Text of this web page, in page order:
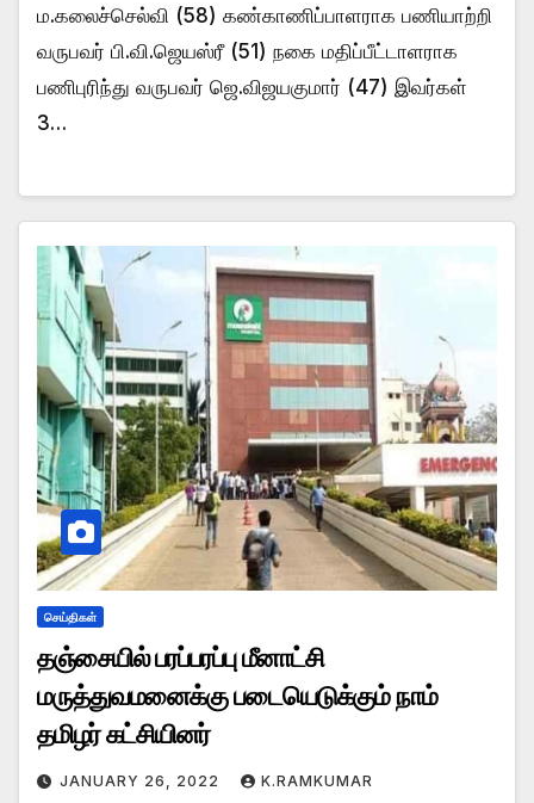
ம.கலைச்செல்வி (58) கண்காணிப்பாளராக பணியாற்றி
வருபவர் பி.வி.ஜெயஸ்ரீ (51) நகை மதிப்பீட்டாளராக
பணிபுரிந்து வருபவர் ஜெ.விஜயகுமார் (47) இவர்கள்
3…
செய்திகள்
தஞ்சையில் பரப்பரப்பு மீனாட்சி
மருத்துவமனைக்கு படையெடுக்கும் நாம்
தமிழர் கட்சியினர்
JANUARY 26, 2022 K.RAMKUMAR